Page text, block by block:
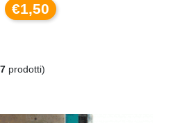
€1,50
prodotti)